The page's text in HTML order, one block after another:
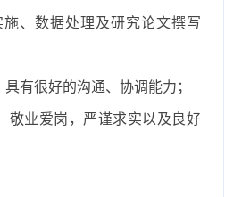
、数据处理及研究论文撰写
很好的沟通、协调能力；
业爱岗，严谨求实以及良好